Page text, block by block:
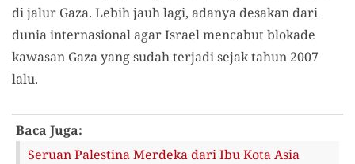
di jalur Gaza. Lebih jauh lagi, adanya desakan dari
dunia internasional agar Israel mencabut blokade
kawasan Gaza yang sudah terjadi sejak tahun 2007
lalu.
Baca Juga:
Seruan Palestina Merdeka dari Ibu Kota Asia